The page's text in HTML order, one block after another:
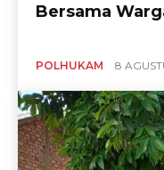
Bersama
POLHUKAM 8